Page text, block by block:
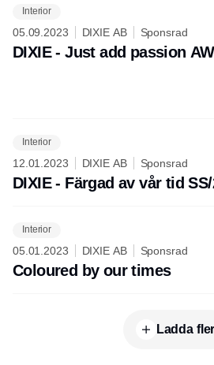
Interior
05.09.2023 DIXIE AB Sponsrad
DIXIE - Just add passion
Interior
12.01.2023 DIXIE AB Sponsrad
DIXIE - Färgad av vår tid
Interior
05.01.2023 DIXIE AB Sponsrad
Coloured by our times
Ladda fler